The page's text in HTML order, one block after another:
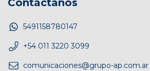
5491158780147
+54 011 3220 3099
comunicaciones@grupo-ap.com.ar